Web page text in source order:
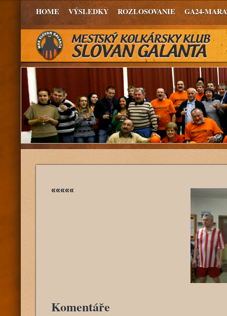
HOME VÝSLEDKY ROZLOSOVANIE GA24-
«««««
Komentáře